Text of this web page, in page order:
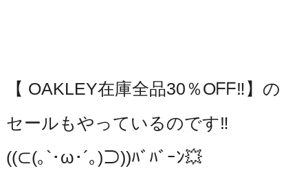
【 OAKLEY在庫全品30％Oᖴᖴ‼️】の
セールもやっているのです‼️
((⊂(｡`･ω･´｡)⊃))ﾊﾞﾊﾞｰﾝ💥